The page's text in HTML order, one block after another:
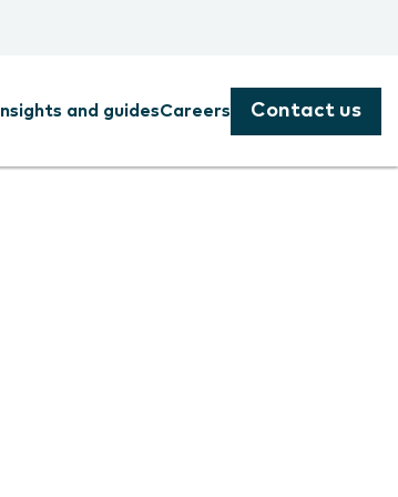
Insights and guidesCareers Contact us